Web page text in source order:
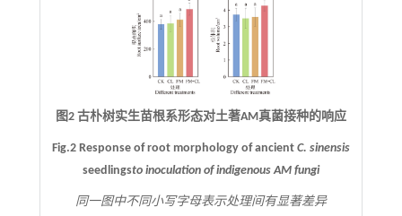
图2 古朴树实生苗根系形态对土著AM真菌接种的响应
Fig.2 Response of root morphology of ancient C. sinensis
seedlingsto inoculation of indigenous AM fungi
同一图中不同小写字母表示处理间有显著差异